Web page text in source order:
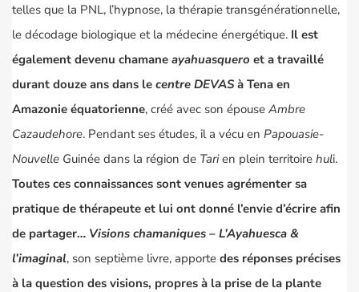
telles que la PNL, l’hypnose, la thérapie transgénérationnelle,
le décodage biologique et la médecine énergétique. Il est
également devenu chamane ayahuasquero et a travaillé
durant douze ans dans le centre DEVAS à Tena en
Amazonie équatorienne, créé avec son épouse Ambre
Cazaudehore. Pendant ses études, il a vécu en Papouasie-
Nouvelle Guinée dans la région de Tarien plein territoire huli.
Toutes ces connaissances sont venues agrémenter sa
pratique de thérapeute et lui ont donné l’envie d’écrire afin
de partager… Visions chamaniques – L’Ayahuesca &
l’imaginal, son septième livre, apporte des réponses précises
à la question des visions, propres à la prise de la plante